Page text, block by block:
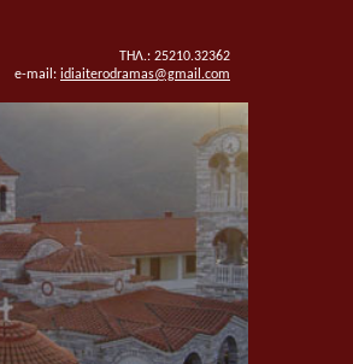
ΤΗΛ.: 25210.32362
e-mail: idiaiterodramas@gmail.com